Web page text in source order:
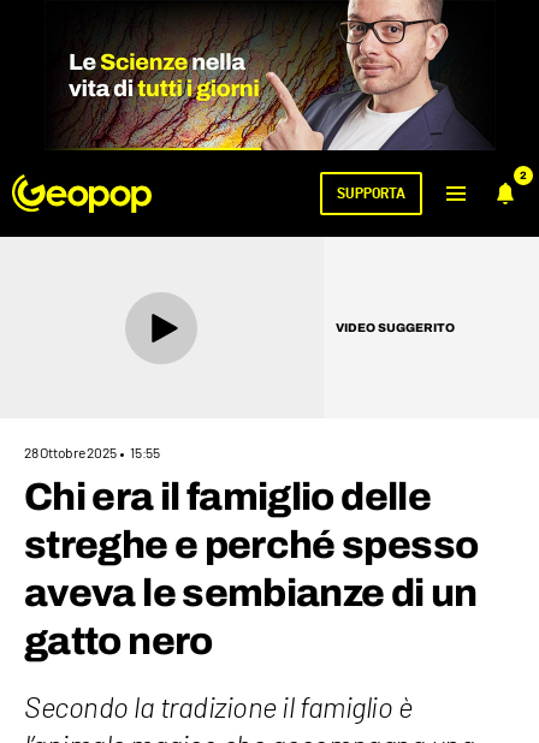
2
SUPPORTA
VIDEO SUGGERITO
28 Ottobre 2025 15:55
Chi era il famiglio delle
streghe e perché spesso
aveva le sembianze di un
gatto nero
Secondo la tradizione il famiglio è